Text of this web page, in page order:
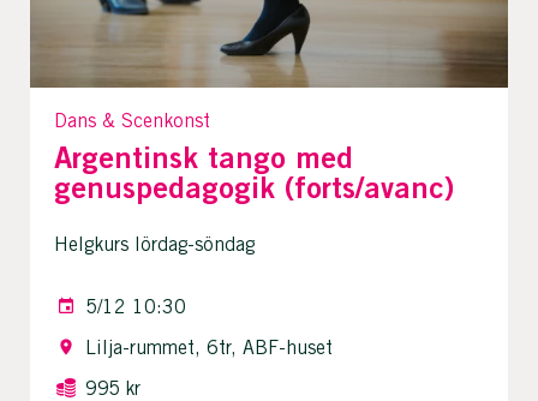
Dans & Scenkonst
Argentinsk tango med
genuspedagogik (forts/avanc)
Helgkurs lördag-söndag
5/12 10:30
Lilja-rummet, 6tr, ABF-huset
995 kr